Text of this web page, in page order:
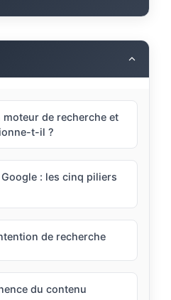
moteur de recherche et
t-il ?
Google : les cinq piliers
de recherche
du contenu